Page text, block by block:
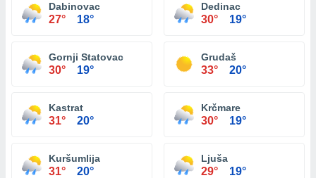
Dabinovac
27° 18°
Dedinac
30° 19°
Gornji Statovac
30° 19°
Grudaš
33° 20°
Kastrat
31° 20°
Krčmare
30° 19°
Kuršumlija
31° 20°
Ljuša
29° 19°